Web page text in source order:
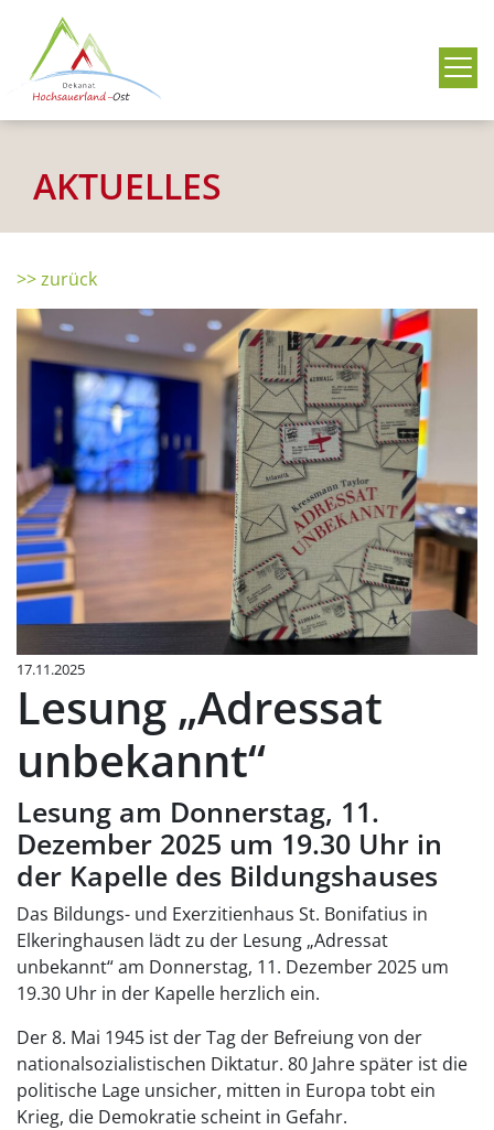
AKTUELLES
>> zurück
17.11.2025
Lesung „Adressat
unbekannt“
Lesung am Donnerstag, 11.
Dezember 2025 um 19.30 Uhr in
der Kapelle des Bildungshauses
Das Bildungs- und Exerzitienhaus St. Bonifatius in
Elkeringhausen lädt zu der Lesung „Adressat
unbekannt“ am Donnerstag, 11. Dezember 2025 um
19.30 Uhr in der Kapelle herzlich ein.
Der 8. Mai 1945 ist der Tag der Befreiung von der
nationalsozialistischen Diktatur. 80 Jahre später ist die
politische Lage unsicher, mitten in Europa tobt ein
Krieg, die Demokratie scheint in Gefahr.